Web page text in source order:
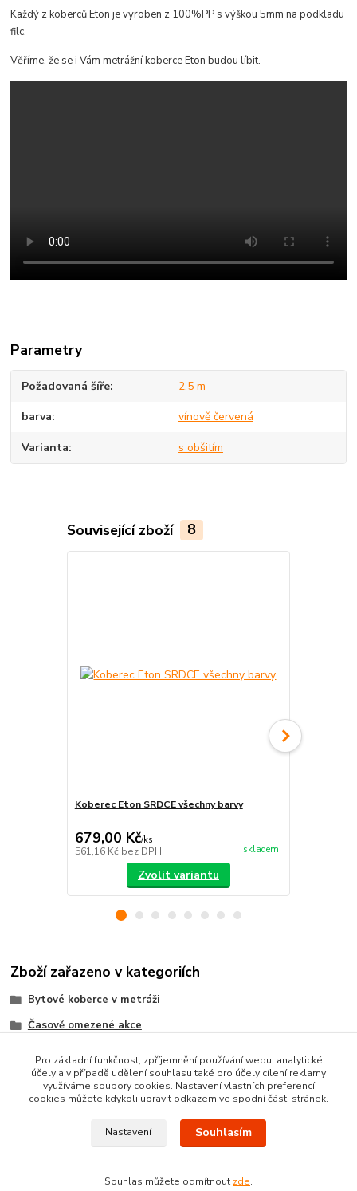
Každý z koberců Eton je vyroben z 100%PP s výškou 5mm na podkladu
filc.
Věříme, že se i Vám metrážní koberce Eton budou líbit.
Parametry
Požadovaná šíře 2,5 m
barva vínově červená
Varianta s obšitím
Související zboží 8
Koberec Eton SRDCE všechny barvy
679,00 Kč/ks
561,16 Kč bez DPH skladem
Zvolit variantu
Zboží zařazeno v kategoriích
Bytové koberce v metráži
Časově omezené akce
VELUROVÉ koberce metráž
Pro základní funkčnost, zpříjemnění používání webu, analytické
účely a v případě udělení souhlasu také pro účely cílení reklamy
využíváme soubory cookies. Nastavení vlastních preferencí
cookies můžete kdykoli upravit odkazem ve spodní části stránek.
Nastavení Souhlasím
Souhlas můžete odmítnout zde.